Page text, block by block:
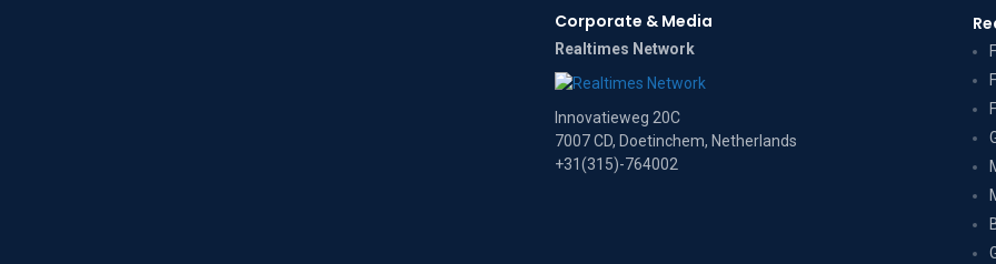
Corporate & Media
Realtimes Network
Innovatieweg 20C
7007 CD, Doetinchem, Netherlands
+31(315)-764002